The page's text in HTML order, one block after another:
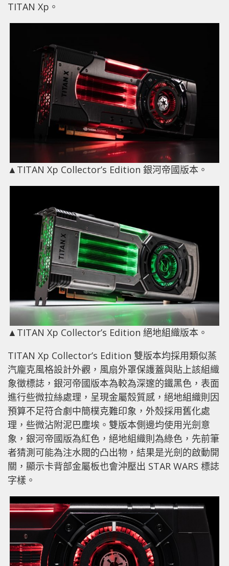
TITAN Xp。
▲TITAN Xp Collector’s Edition 銀河帝國版本。
▲TITAN Xp Collector’s Edition 絕地組織版本。
TITAN Xp Collector’s Edition 雙版本均採用類似蒸
汽龐克風格設計外觀，風扇外罩保護蓋與貼上該組織
象徵標誌，銀河帝國版本為較為深邃的鐵黑色，表面
進行些微拉絲處理，呈現金屬殼質感，絕地組織則因
預算不足符合劇中簡樸克難印象，外殼採用舊化處
理，些微沾附泥巴塵埃。雙版本側邊均使用光劍意
象，銀河帝國版為紅色，絕地組織則為綠色，先前筆
者猜測可能為注水閥的凸出物，結果是光劍的啟動開
關，顯示卡背部金屬板也會沖壓出 STAR WARS 標誌
字樣。